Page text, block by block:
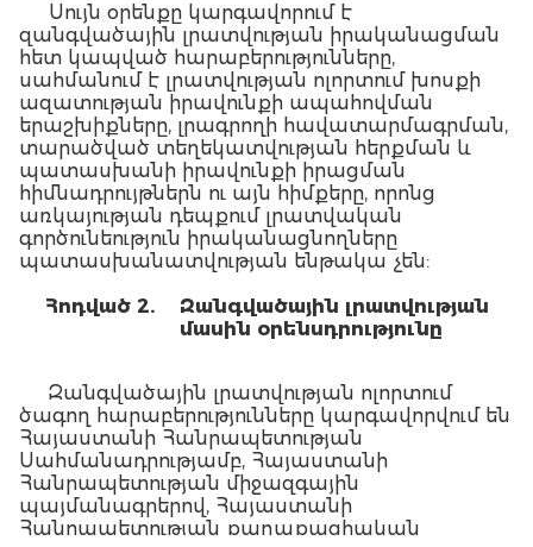
Սույն օրենքը կարգավորում է
զանգվածային լրատվության իրականացման
հետ կապված հարաբերությունները,
սահմանում է լրատվության ոլորտում խոսքի
ազատության իրավունքի ապահովման
երաշխիքները, լրագրողի հավատարմագրման,
տարածված տեղեկատվության հերքման և
պատասխանի իրավունքի իրացման
հիմնադրույթներն ու այն հիմքերը, որոնց
առկայության դեպքում լրատվական
գործունեություն իրականացնողները
պատասխանատվության ենթակա չեն:
Հոդված 2.
Զանգվածային լրատվության
մասին օրենսդրությունը
Զանգվածային լրատվության ոլորտում
ծագող հարաբերությունները կարգավորվում են
Հայաստանի Հանրապետության
Սահմանադրությամբ, Հայաստանի
Հանրապետության միջազգային
պայմանագրերով, Հայաստանի
Հանրապետության քաղաքացիական